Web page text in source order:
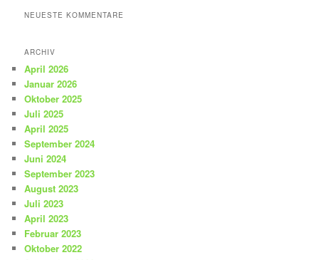
NEUESTE KOMMENTARE
ARCHIV
April 2026
Januar 2026
Oktober 2025
Juli 2025
April 2025
September 2024
Juni 2024
September 2023
August 2023
Juli 2023
April 2023
Februar 2023
Oktober 2022